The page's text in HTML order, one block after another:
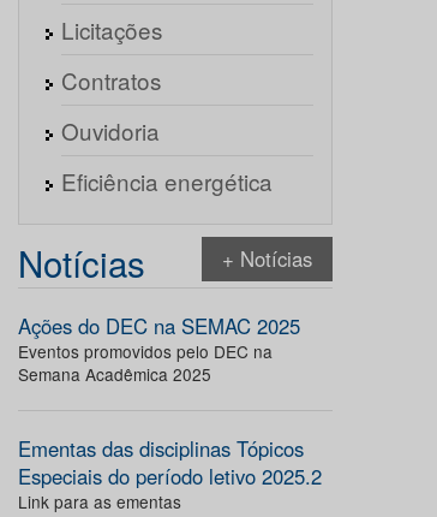
Licitações
Contratos
Ouvidoria
Eficiência energética
Notícias + Notícias
Ações do DEC na SEMAC 2025
Eventos promovidos pelo DEC na
Semana Acadêmica 2025
Ementas das disciplinas Tópicos
Especiais do período letivo 2025.2
Link para as ementas